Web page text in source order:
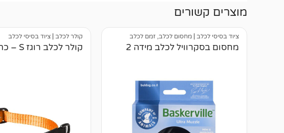
מוצרים קשורים
ציוד בסיסי לכלב | מחסום לכלב, זמם לכלב
מחסום בסקרוויל לכלב מידה 2
קולר לכלב | ציוד בסיסי לכלב
קולר לכלב רוגז S – כתום